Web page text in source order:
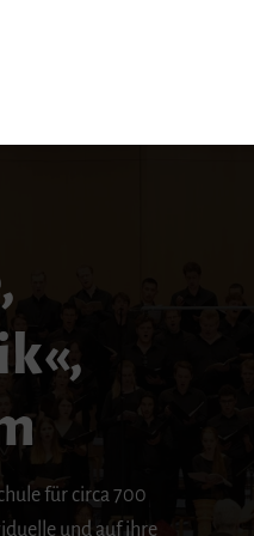
für circa 700
und auf ihre